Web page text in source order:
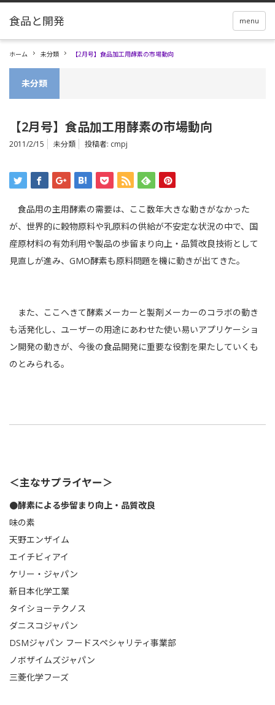
menu
ホーム 未分類 【2月号】食品加工用酵素の市場動向
未分類
【2月号】食品加工用酵素の市場動向
2011/2/15 未分類 投稿者: cmpj
食品用の主用酵素の需要は、ここ数年大きな動きがなかった
が、世界的に穀物原料や乳原料の供給が不安定な状況の中で、国
産原材料の有効利用や製品の歩留まり向上・品質改良技術として
見直しが進み、GMO酵素も原料問題を機に動きが出てきた。
また、ここへきて酵素メーカーと製剤メーカーのコラボの動き
も活発化し、ユーザーの用途にあわせた使い易いアプリケーショ
ン開発の動きが、今後の食品開発に重要な役割を果たしていくも
のとみられる。
＜主なサプライヤー＞
●酵素による歩留まり向上・品質改良
味の素
天野エンザイム
エイチビィアイ
ケリー・ジャパン
新日本化学工業
タイショーテクノス
ダニスコジャパン
DSMジャパン フードスペシャリティ事業部
ノボザイムズジャパン
三菱化学フーズ